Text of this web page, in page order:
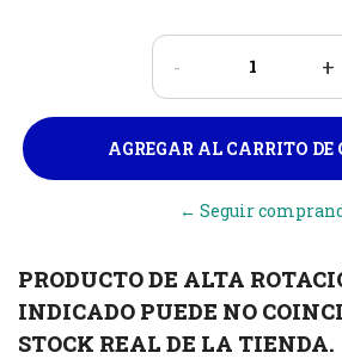
- +
← Seguir
PRODUCTO DE ALTA
INDICADO PUEDE NO
STOCK REAL DE LA TIENDA.